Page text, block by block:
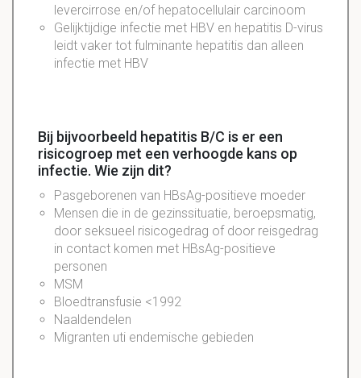
levercirrose en/of hepatocellulair carcinoom
Gelijktijdige infectie met HBV en hepatitis D-virus
leidt vaker tot fulminante hepatitis dan alleen
infectie met HBV
Bij bijvoorbeeld hepatitis B/C is er een
risicogroep met een verhoogde kans op
infectie. Wie zijn dit?
Pasgeborenen van HBsAg-positieve moeder
Mensen die in de gezinssituatie, beroepsmatig,
door seksueel risicogedrag of door reisgedrag
in contact komen met HBsAg-positieve
personen
MSM
Bloedtransfusie <1992
Naaldendelen
Migranten uti endemische gebieden